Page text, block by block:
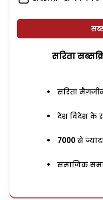
सरिता
सरिता
देश विदेश के
7000 से
समाजिक